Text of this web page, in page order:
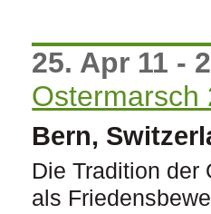
25. Apr 11 -
Ostermarsch
Bern,
Die Tradition der
als